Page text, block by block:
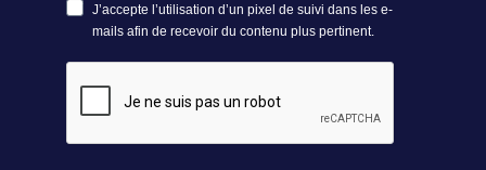
au quotidien, et surtout parfaitement adaptée à la vie aux
Quelles vestes pour l’hiver
en équitation ?